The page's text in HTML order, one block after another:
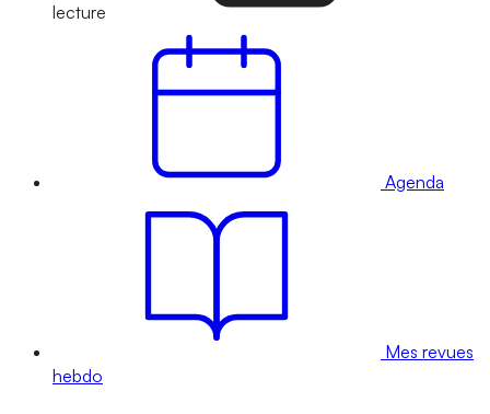
lecture
Agenda
Mes revues
hebdo